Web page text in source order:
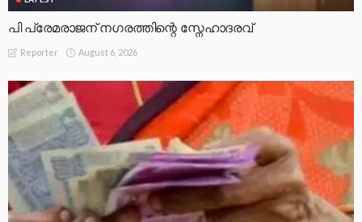
പി പ്രേമരാജന് നഗരത്തിന്റെ സ്നേഹാദരവ്
Reporter August 6, 2026